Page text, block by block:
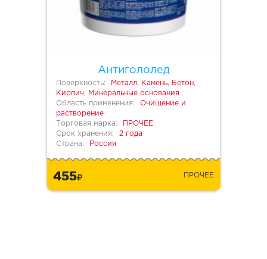
Антигололед
Поверхность:
Металл, Камень, Бетон,
Кирпич, Минеральные основания
Область применения:
Очищение и
растворение
Торговая марка:
ПРОЧЕЕ
Срок хранения:
2 года
Страна:
Россия
455 ПРОЧЕЕ